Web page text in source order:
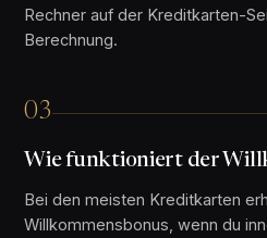
Rechner auf der Kreditkarten-
Berechnung.
03
Wie funktioniert der
Bei den meisten Kreditkarten
Willkommensbonus, wenn du